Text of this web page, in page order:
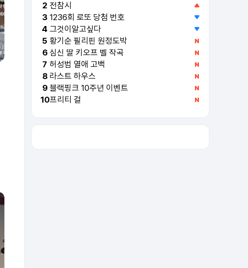
2 전참시
3 1236회 로또 당첨 번호
4 그것이알고싶다
5 황기순 필리핀 원정도박
6 심신 딸 키오프 벨 작곡
7 허성범 열애 고백
8 라스트 하우스
9 블랙핑크 10주년 이벤트
10프리티 걸